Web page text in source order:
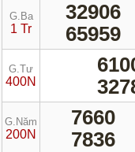
G.Ba
1 Tr
32906
65959
G.Tư
400N
G.Năm
200N
7660
7836